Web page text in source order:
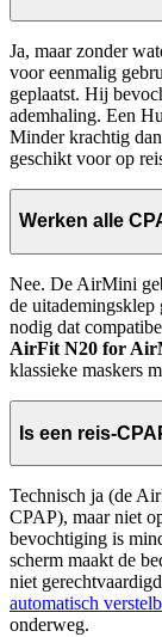
Ja, maar zonder
voor eenmalig
geplaatst. Hij
ademhaling. Een
Minder krachtig
geschikt voor op
Werken alle
Nee. De AirMini
de uitademingsklep
nodig dat
AirFit N20 for
klassieke maskers
Is een reis-
Technisch ja (de
CPAP), maar niet
bevochtiging is
scherm maakt de
niet
automatisch
onderweg.